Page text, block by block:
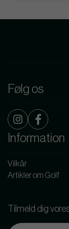
Følg os
Information
Vilkår
Artikler om Golf
Tilmeld dig